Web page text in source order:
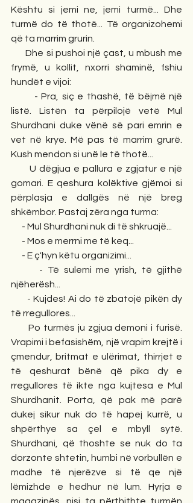
Kështu si jemi ne, jemi turmë... Dhe
turmë do të thotë... Të organizohemi
që ta marrim grurin.
Dhe si pushoi një çast, u mbush me
frymë, u kollit, nxorri shaminë, fshiu
hundët e vijoi:
- Pra, siç e thashë, të bëjmë një
listë. Listën ta përpilojë vetë Mul
Shurdhani duke vënë së pari emrin e
vet në krye. Më pas të marrim grurë.
Kush mendon si unë le të thotë...
U dëgjua e pallura e zgjatur e një
gomari. E qeshura kolëktive gjëmoi si
përplasja e dallgës në një breg
shkëmbor. Pastaj zëra nga turma:
- Mul Shurdhani nuk di të shkruajë...
- Mos e merrni me të keq...
- E ç'hyn këtu organizimi...
- Të sulemi me yrish, të gjithë
njëherësh...
- Kujdes! Ai do të zbatojë pikën dy
të rregullores...
Po turmës ju zgjua demoni i furisë.
Vrapimi i befasishëm, një vrapim krejtë i
çmendur, britmat e ulërimat, thirrjet e
të qeshurat bënë që pika dy e
rregullores të ikte nga kujtesa e Mul
Shurdhanit. Porta, që pak më parë
dukej sikur nuk do të hapej kurrë, u
shpërthye sa çel e mbyll sytë.
Shurdhani, që thoshte se nuk do ta
dorzonte shtetin, humbi në vorbullën e
madhe të njerëzve si të qe një
lëmizhde e hedhur në lum. Hyrja e